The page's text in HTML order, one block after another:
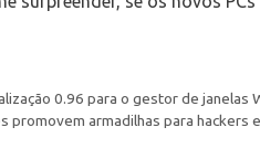
0.96 para o gestor de janelas
promovem armadilhas para hackers